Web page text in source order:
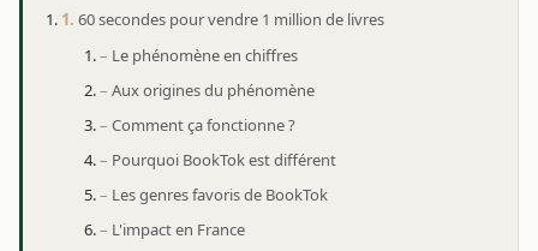
60 secondes pour vendre 1 million de livres
Le phénomène en chiffres
Aux origines du phénomène
Comment ça fonctionne ?
Pourquoi BookTok est différent
Les genres favoris de BookTok
L'impact en France